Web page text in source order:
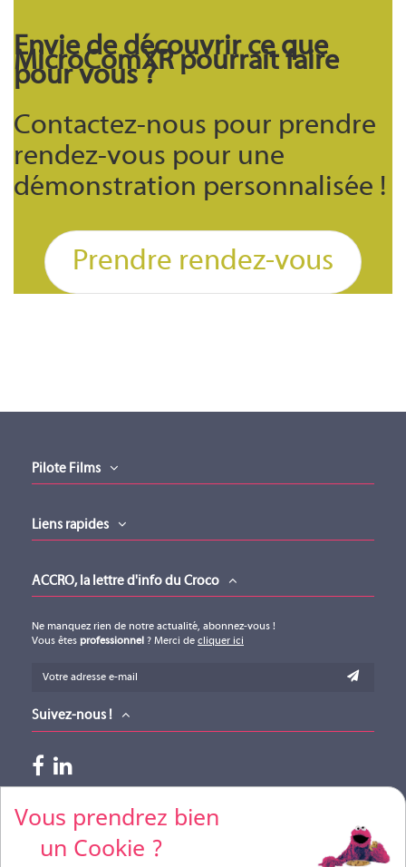
Envie de découvrir ce que
MicroComXR pourrait faire
pour vous ?
Contactez-nous pour prendre
rendez-vous pour une
démonstration personnalisée !
Prendre rendez-vous
Pilote Films
Liens rapides
Vous prendrez bien
un Cookie ?
ACCRO, la lettre d'info du Croco
Ne manquez rien de notre actualité, abonnez-vous !
Vous êtes professionnel ? Merci de cliquer ici
Suivez-nous !
Paiements acceptés
Pour vos règlements par CB, merci de nous contacter